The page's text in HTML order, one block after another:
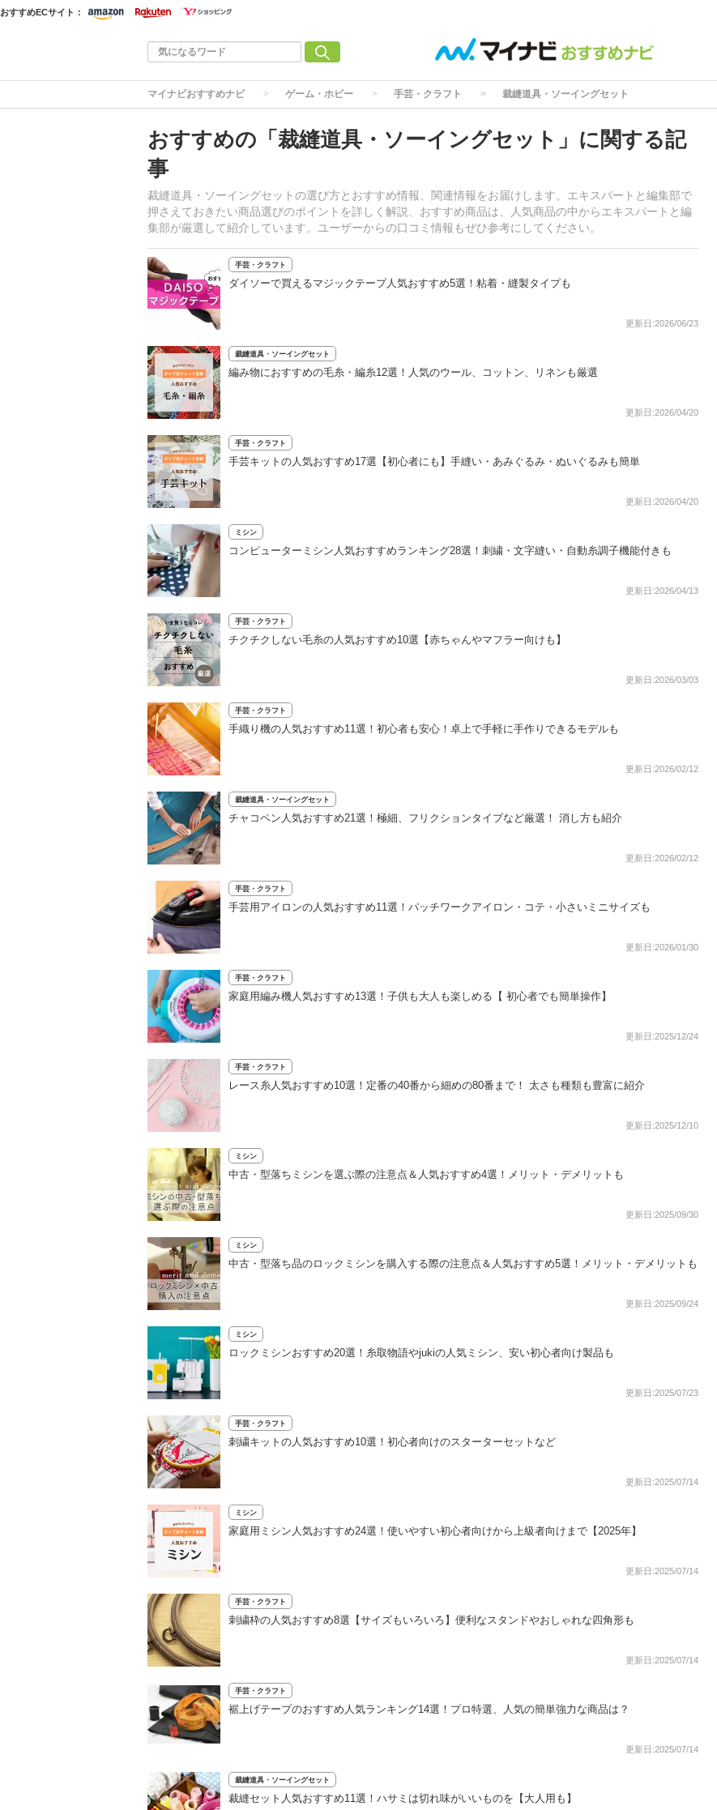
おすすめECサイト：
マイナビおすすめナビ ゲーム・ホビー 手芸・クラフト 裁縫道具・ソーイングセット
おすすめの「裁縫道具・ソーイングセット」に関する記
事
裁縫道具・ソーイングセットの選び方とおすすめ情報、関連情報をお届けします。エキスパートと編集部で
押さえておきたい商品選びのポイントを詳しく解説、おすすめ商品は、人気商品の中からエキスパートと編
集部が厳選して紹介しています。ユーザーからの口コミ情報もぜひ参考にしてください。
手芸・クラフト
ダイソーで買えるマジックテープ人気おすすめ5選！粘着・縫製タイプも
更新日:2026/06/23
裁縫道具・ソーイングセット
編み物におすすめの毛糸・編糸12選！人気のウール、コットン、リネンも厳選
更新日:2026/04/20
手芸・クラフト
手芸キットの人気おすすめ17選【初心者にも】手縫い・あみぐるみ・ぬいぐるみも簡単
更新日:2026/04/20
ミシン
コンピューターミシン人気おすすめランキング28選！刺繍・文字縫い・自動糸調子機能付きも
更新日:2026/04/13
手芸・クラフト
チクチクしない毛糸の人気おすすめ10選【赤ちゃんやマフラー向けも】
更新日:2026/03/03
手芸・クラフト
手織り機の人気おすすめ11選！初心者も安心！卓上で手軽に手作りできるモデルも
更新日:2026/02/12
裁縫道具・ソーイングセット
チャコペン人気おすすめ21選！極細、フリクションタイプなど厳選！ 消し方も紹介
更新日:2026/02/12
手芸・クラフト
手芸用アイロンの人気おすすめ11選！パッチワークアイロン・コテ・小さいミニサイズも
更新日:2026/01/30
手芸・クラフト
家庭用編み機人気おすすめ13選！子供も大人も楽しめる【 初心者でも簡単操作】
更新日:2025/12/24
手芸・クラフト
レース糸人気おすすめ10選！定番の40番から細めの80番まで！ 太さも種類も豊富に紹介
更新日:2025/12/10
ミシン
中古・型落ちミシンを選ぶ際の注意点＆人気おすすめ4選！メリット・デメリットも
更新日:2025/09/30
ミシン
中古・型落ち品のロックミシンを購入する際の注意点＆人気おすすめ5選！メリット・デメリットも
更新日:2025/09/24
ミシン
ロックミシンおすすめ20選！糸取物語やjukiの人気ミシン、安い初心者向け製品も
更新日:2025/07/23
手芸・クラフト
刺繍キットの人気おすすめ10選！初心者向けのスターターセットなど
更新日:2025/07/14
ミシン
家庭用ミシン人気おすすめ24選！使いやすい初心者向けから上級者向けまで【2025年】
更新日:2025/07/14
手芸・クラフト
刺繍枠の人気おすすめ8選【サイズもいろいろ】便利なスタンドやおしゃれな四角形も
更新日:2025/07/14
手芸・クラフト
裾上げテープのおすすめ人気ランキング14選！プロ特選、人気の簡単強力な商品は？
更新日:2025/07/14
裁縫道具・ソーイングセット
裁縫セット人気おすすめ11選！ハサミは切れ味がいいものを【大人用も】